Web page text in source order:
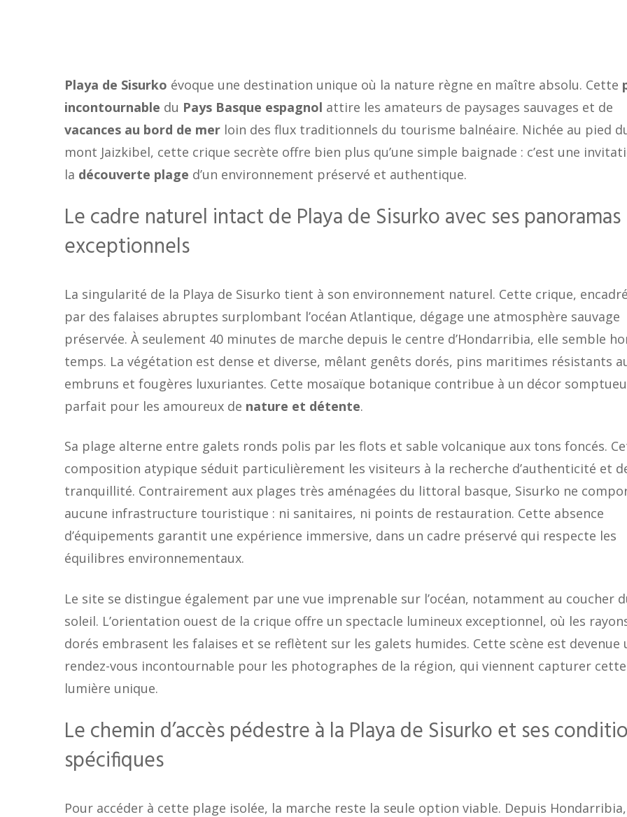
Playa de Sisurko évoque une destination unique où la nature règne en maître absolu. Cette
incontournable du Pays Basque espagnol attire les amateurs de paysages sauvages et de
vacances au bord de mer loin des flux traditionnels du tourisme balnéaire. Nichée au pied
mont Jaizkibel, cette crique secrète offre bien plus qu’une simple baignade : c’est une
la découverte plage d’un environnement préservé et authentique.
Le cadre naturel intact de Playa de Sisurko avec ses panoramas
exceptionnels
La singularité de la Playa de Sisurko tient à son environnement naturel. Cette crique,
par des falaises abruptes surplombant l’océan Atlantique, dégage une atmosphère sauvage
préservée. À seulement 40 minutes de marche depuis le centre d’Hondarribia, elle semble
temps. La végétation est dense et diverse, mêlant genêts dorés, pins maritimes résistants
embruns et fougères luxuriantes. Cette mosaïque botanique contribue à un décor
parfait pour les amoureux de nature et détente.
Sa plage alterne entre galets ronds polis par les flots et sable volcanique aux tons foncés.
composition atypique séduit particulièrement les visiteurs à la recherche d’authenticité et
tranquillité. Contrairement aux plages très aménagées du littoral basque, Sisurko ne
aucune infrastructure touristique : ni sanitaires, ni points de restauration. Cette absence
d’équipements garantit une expérience immersive, dans un cadre préservé qui respecte les
équilibres environnementaux.
Le site se distingue également par une vue imprenable sur l’océan, notamment au coucher
soleil. L’orientation ouest de la crique offre un spectacle lumineux exceptionnel, où les
dorés embrasent les falaises et se reflètent sur les galets humides. Cette scène est devenue
rendez-vous incontournable pour les photographes de la région, qui viennent capturer cette
lumière unique.
Le chemin d’accès pédestre à la Playa de Sisurko et ses
spécifiques
Pour accéder à cette plage isolée, la marche reste la seule option viable. Depuis